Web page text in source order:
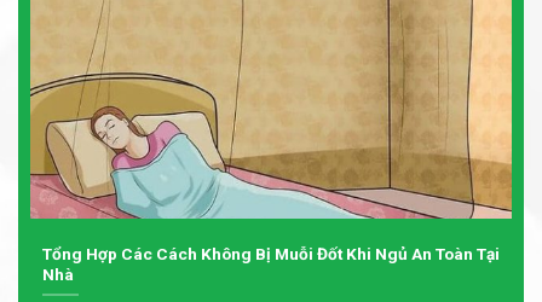
Tổng Hợp Các Cách Không Bị Muỗi Đốt Khi Ngủ An Toàn Tại
Nhà